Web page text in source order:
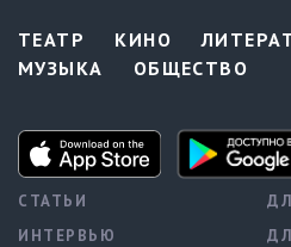
ТЕАТР КИНО
МУЗЫКА
ОБЩЕСТВО
СТАТЬИ
ИНТЕРВЬЮ